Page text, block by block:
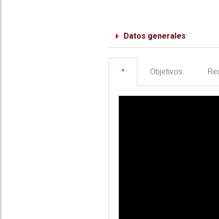
Datos generales
* Objetivos